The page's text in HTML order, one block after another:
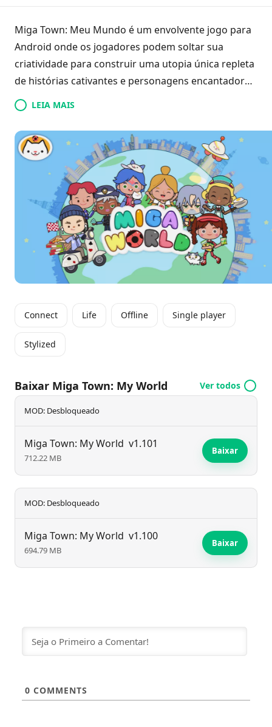
Miga Town: Meu Mundo é um envolvente jogo para
Android onde os jogadores podem soltar sua
criatividade para construir uma utopia única repleta
de histórias cativantes e personagens encantadores.
Mergulhe em aventuras emocionantes enquanto
busca por tesouros escondidos e personalize seus
personagens com uma variedade de roupas
vibrantes e acessórios.
LEIA MAIS
Connect Life Offline Single player
Stylized
Baixar Miga Town: My World Ver todos
MOD: Desbloqueado
Miga Town: My World v1.101
712.22 MB
Baixar
MOD: Desbloqueado
Miga Town: My World v1.100
694.79 MB
Baixar
0 COMMENTS